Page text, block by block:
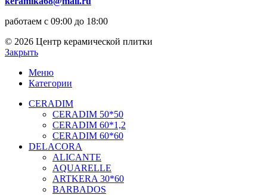
работаем с 09:00 до 18:00
© 2026 Центр керамической плитки
Закрыть
Меню
Категории
CERADIM
CERADIM 50*50
CERADIM 60*1,2
CERADIM 60*60
DELACORA
ALICANTE
AQUARELLE
ARTKERA 30*60
BARBADOS